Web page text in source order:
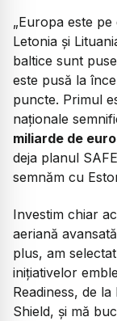
„Europa este
Letonia și
baltice sunt
este pusă la
puncte. Primul
naționale
miliarde de
deja planul
semnăm cu
Investim chiar
aeriană
plus, am
inițiativelor
Readiness, de
Shield, și mă